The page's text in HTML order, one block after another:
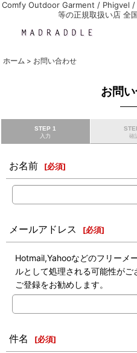
Comfy Outdoor Garment / Phigvel
等の正規取扱い店 全
ホーム > お問い合わせ
お問
STEP 1
入力
確
お名前 [必須]
メールアドレス [必須]
Hotmail,Yahooなどのフリーメ
ルとして処理される可能性が
ご登録をお勧めします。
件名 [必須]